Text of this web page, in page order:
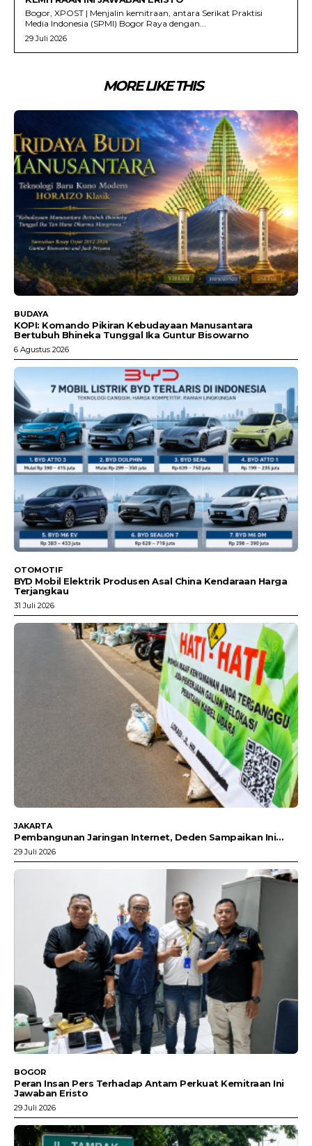
Bogor, XPOST | Menjalin kemitraan, antara Serikat Praktisi
Media Indonesia (SPMI) Bogor Raya dengan...
29 Juli 2026
MORE LIKE THIS
BUDAYA
KOPI: Komando Pikiran Kebudayaan Manusantara
Bertubuh Bhineka Tunggal Ika Guntur Bisowarno
6 Agustus 2026
OTOMOTIF
BYD Mobil Elektrik Produsen Asal China Kendaraan Harga
Terjangkau
31 Juli 2026
JAKARTA
Pembangunan Jaringan Internet, Deden Sampaikan Ini…
29 Juli 2026
BOGOR
Peran Insan Pers Terhadap Antam Perkuat Kemitraan Ini
Jawaban Eristo
29 Juli 2026